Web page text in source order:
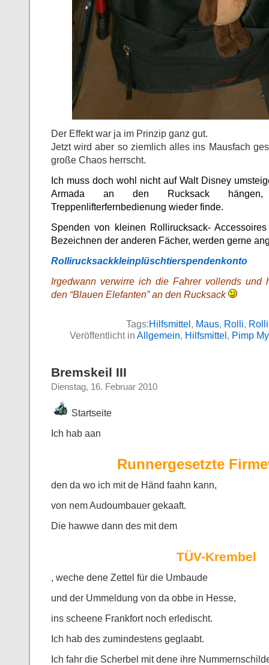
Der Effekt war ja im Prinzip ganz gut.
Jetzt wird aber so ziemlich alles ins Mausfach
große Chaos herrscht.
Ich muss doch wohl nicht auf Walt Disney
Armada an den Rucksack
Treppenlifterfernbedienung wieder finde.
Spenden von kleinen Rollirucksack-
Bezeichnen der anderen Fächer, werden gerne
Rollirucksackkleinplüschtierspendenkonto
Irgedwann verwirre ich die Fahrer vollends und
den “Blauen Elefanten” an den Rucksack
Tags:Hilfsmittel, Maus, Rolli,
Veröffentlicht in Allgemein, Hilfsmittel, Pimp
Bremskeil III
Dienstag, 16. Februar 2010
Startseite
Ich hab aan
Runnergesetzte
den da wo ich mit de Händ faahn kann,
von nem Audoumbauer gekaaft.
Die hawwe dann des mit dem
TÜV-Krembel
, weche dene Zettel für die Umbaude
und der Ummeldung von da obbe in Hesse,
ins scheene Frankfort noch erledischt.
Ich hab des zumindestens geglaabt.
Ich fahr die Scherbel mit dene ihre